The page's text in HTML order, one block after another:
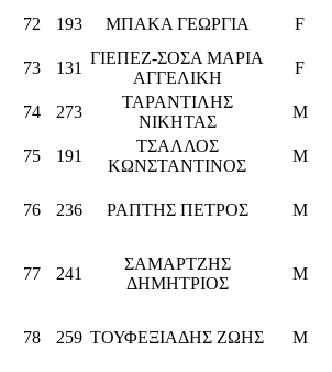
72 193 ΜΠΑΚΑ ΓΕΩΡΓΙΑ F
73
131
ΓΙΕΠΕΖ-ΣΟΣΑ ΜΑΡΙΑ
ΑΓΓΕΛΙΚΗ
F
74
273
ΤΑΡΑΝΤΙΛΗΣ
ΝΙΚΗΤΑΣ
M
75 191
ΤΣΑΛΛΟΣ
ΚΩΝΣΤΑΝΤΙΝΟΣ
M
76 236 ΡΑΠΤΗΣ ΠΕΤΡΟΣ M
77 241
ΣΑΜΑΡΤΖΗΣ
ΔΗΜΗΤΡΙΟΣ
M
78 259 ΤΟΥΦΕΞΙΑΔΗΣ ΖΩΗΣ M